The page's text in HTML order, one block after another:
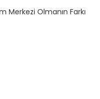
Merkezi Olmanın Farkı